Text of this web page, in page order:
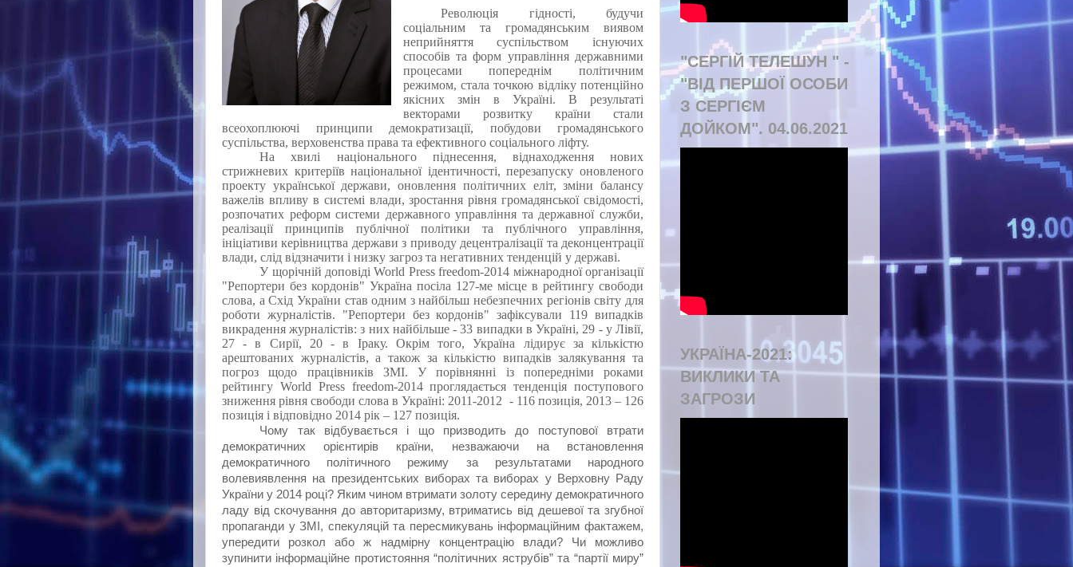
Революція гідності, будучи
соціальним та громадянським виявом
неприйняття суспільством існуючих
способів та форм управління державними
процесами попереднім політичним
режимом, стала точкою відліку потенційно
якісних змін в Україні. В результаті
векторами розвитку країни стали
всеохоплюючі принципи демократизації, побудови громадянського
суспільства, верховенства права та ефективного соціального ліфту.
На хвилі національного піднесення, віднаходження нових
стрижневих критеріїв національної ідентичності, перезапуску оновленого
проекту української держави, оновлення політичних еліт, зміни балансу
важелів впливу в системі влади, зростання рівня громадянської свідомості,
розпочатих реформ системи державного управління та державної служби,
реалізації принципів публічної політики та публічного управління,
ініціативи керівництва держави з приводу децентралізації та деконцентрації
влади, слід відзначити і низку загроз та негативних тенденцій у державі.
У щорічній доповіді World Press freedom-2014 міжнародної організації
"Репортери без кордонів" Україна посіла 127-ме місце в рейтингу свободи
слова, аСхід України став одним з найбільш небезпечних регіонів світу для
роботи журналістів. "Репортери без кордонів" зафіксували 119 випадків
викрадення журналістів: з них найбільше - 33 випадки в Україні, 29 - у Лівії,
27 - в Сирії, 20 - в Іраку. Окрім того, Україна лідирує за кількістю
арештованих журналістів, а також за кількістю випадків залякування та
погроз щодо працівників ЗМІ. У порівнянні із попередніми роками
рейтингу World Press freedom-2014 проглядається тенденція поступового
зниження рівня свободи слова в Україні: 2011-2012 - 116 позиція, 2013 – 126
позиція і відповідно 2014 рік – 127 позиція.
Чому так відбувається і що призводить до поступової втрати
демократичних орієнтирів країни, незважаючи на встановлення
демократичного політичного режиму за результатами народного
волевиявлення на президентських виборах та виборах у Верховну Раду
України у 2014 році? Яким чином втримати золоту середину демократичного
ладу від скочування до авторитаризму, втриматись від дешевої та згубної
пропаганди у ЗМІ, спекуляцій та пересмикувань інформаційним фактажем,
упередити розкол або ж надмірну концентрацію влади? Чи можливо
зупинити інформаційне протистояння“політичних яструбів”та “партії миру”
"СЕРГІЙ ТЕЛЕШУН " -
"ВІД ПЕРШОЇ ОСОБИ
З СЕРГІЄМ
ДОЙКОМ". 04.06.2021
УКРАЇНА-2021:
ВИКЛИКИ ТА
ЗАГРОЗИ